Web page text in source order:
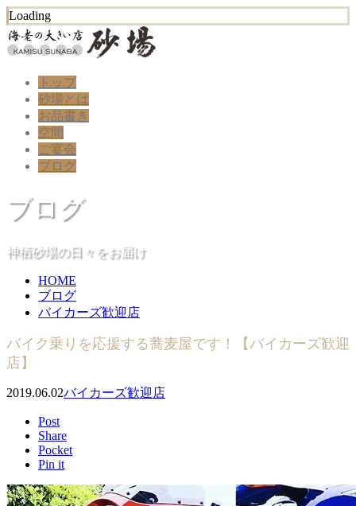
Loading
トップ
砂場とは
お品書き
空間
ご宴会
ブログ
ブログ
神栖砂場の日々をお届け
HOME
ブログ
バイカーズ歓迎店
バイク乗りを応援する蕎麦屋です！【バイカーズ歓迎
店】
2019.06.02バイカーズ歓迎店
Post
Share
Pocket
Pin it